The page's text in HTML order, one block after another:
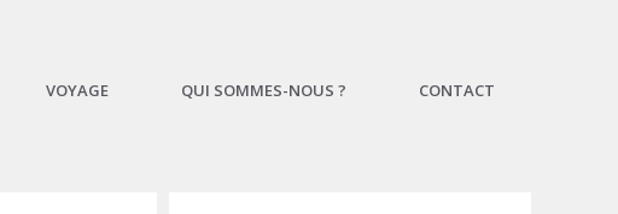
VOYAGE QUI SOMMES-NOUS ? CONTACT